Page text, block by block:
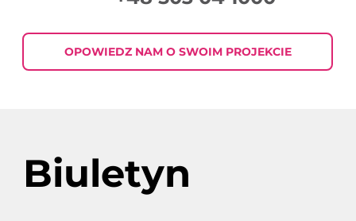
OPOWIEDZ NAM O SWOIM PROJEKCIE
Biuletyn